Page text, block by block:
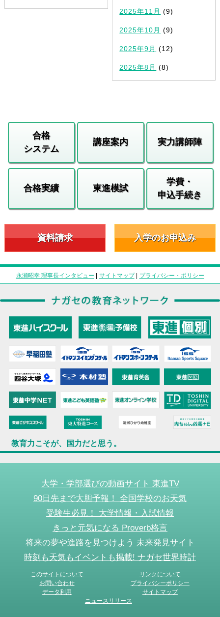
2025年11月 (9)
2025年10月 (9)
2025年9月 (12)
2025年8月 (8)
合格
システム
講座案内 実力講師陣
合格実績 東進模試
学費・
申込手続き
資料請求 入学のお申込み
永瀬昭幸 理事長インタビュー | サイトマップ| プライバシー・ポリシー
教育力こそが、国力だと思う。
大学・学部選びの動画サイト 東進TV
90日先まで大胆予報！ 全国学校のお天気
受験生必見！ 大学情報・入試情報
きっと元気になる Proverb格言
将来の夢や進路を見つけよう 未来発見サイト
時刻も天気もイベントも掲載! ナガセ世界時計
このサイトについて
リンクについて
お問い合わせ
プライバシーポリシー
データ利用
サイトマップ
ニュースリリース